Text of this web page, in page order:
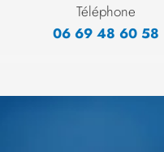
Téléphone
06 69 48 60 58